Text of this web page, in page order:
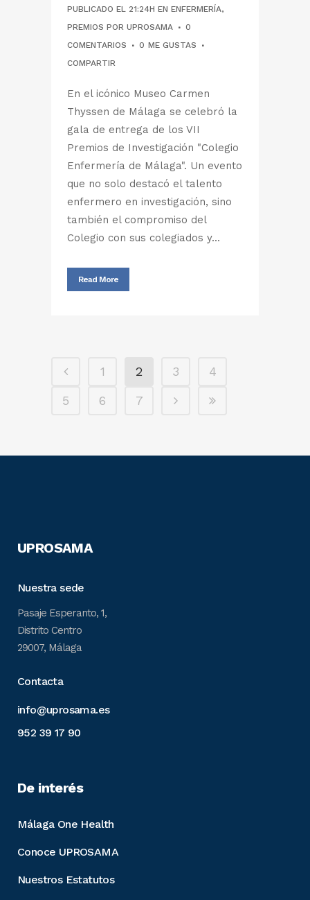
PUBLICADO EL 21:24H EN ENFERMERÍA,
PREMIOS POR UPROSAMA
0
COMENTARIOS
0 ME GUSTAS
COMPARTIR
En el icónico Museo Carmen
Thyssen de Málaga se celebró la
gala de entrega de los VII
Premios de Investigación "Colegio
Enfermería de Málaga". Un evento
que no solo destacó el talento
enfermero en investigación, sino
también el compromiso del
Colegio con sus colegiados y...
Read More
1 2 3
4
5
6 7
UPROSAMA
Nuestra sede
Pasaje Esperanto, 1,
Distrito Centro
29007, Málaga
Contacta
info@uprosama.es
952 39 17 90
De interés
Málaga One Health
Conoce UPROSAMA
Nuestros Estatutos